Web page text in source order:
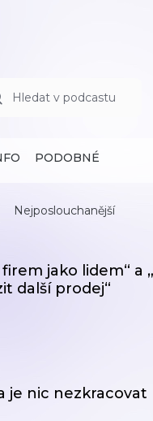
PODOBNÉ
Nejposlouchanější
jako lidem“ a
další prodej“
je nic nezkracovat